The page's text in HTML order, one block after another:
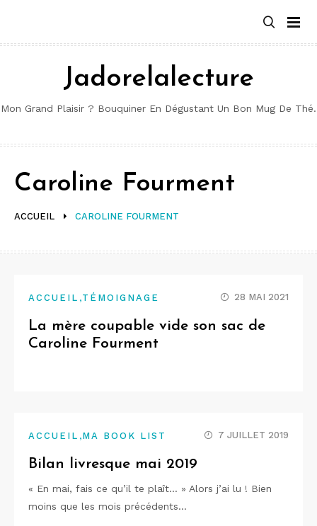
contenu
Jadorelalecture
Mon Grand Plaisir ? Bouquiner En Dégustant Un Bon Mug De Thé.
ACCUEIL CAROLINE FOURMENT
Caroline Fourment
ACCUEIL ,TÉMOIGNAGE 28 MAI 2021
La mère coupable vide son sac de
Caroline Fourment
ACCUEIL ,MA BOOK LIST 7 JUILLET 2019
Bilan livresque mai 2019
« En mai, fais ce qu’il te plaît… » Alors j’ai lu ! Bien
moins que les mois précédents…